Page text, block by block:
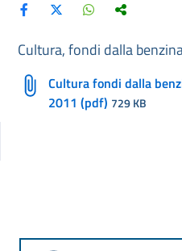
Cultura, fondi dalla
Cultura fondi dalla
2011 (pdf) 729 KB